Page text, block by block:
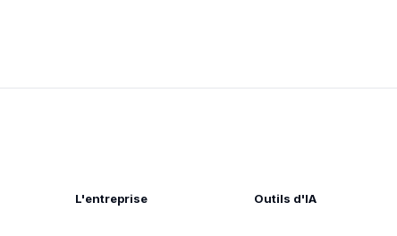
L'entreprise Outils d'IA